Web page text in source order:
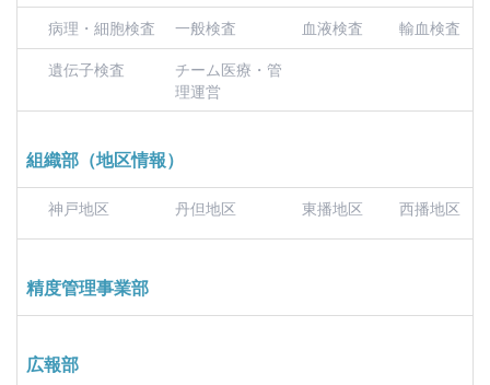
病理・細胞検査
一般検査 血液検査
輸血検査
遺伝子検査
チーム医療・管
理運営
組織部（地区情報）
神戸地区 丹但地区 東播地区 西播地区
精度管理事業部
広報部